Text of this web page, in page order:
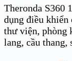
Theronda S360
dụng điều khiển
thư viện, phòng
lang, cầu